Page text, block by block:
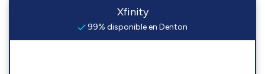
Xfinity
99% disponible en Denton